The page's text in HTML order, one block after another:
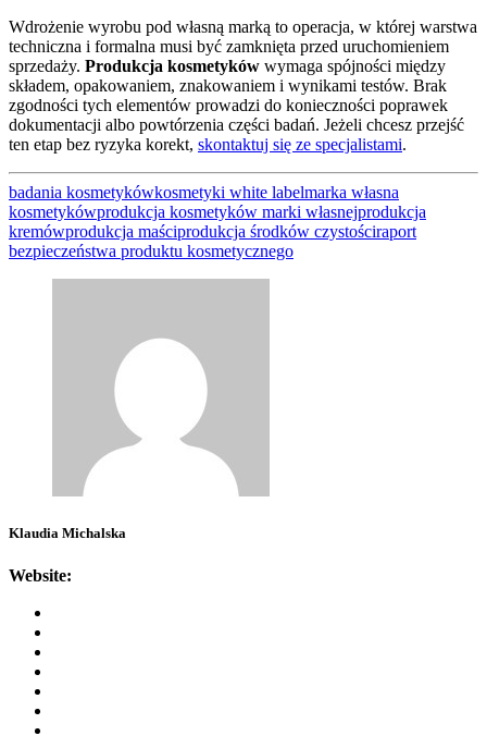
Wdrożenie wyrobu pod własną marką to operacja, w której warstwa
techniczna i formalna musi być zamknięta przed uruchomieniem
sprzedaży. Produkcja kosmetyków wymaga spójności między
składem, opakowaniem, znakowaniem i wynikami testów. Brak
zgodności tych elementów prowadzi do konieczności poprawek
dokumentacji albo powtórzenia części badań. Jeżeli chcesz przejść
ten etap bez ryzyka korekt, skontaktuj się ze specjalistami.
badania kosmetykówkosmetyki white labelmarka własna
kosmetykówprodukcja kosmetyków marki własnejprodukcja
kremówprodukcja maściprodukcja środków czystościraport
bezpieczeństwa produktu kosmetycznego
Klaudia Michalska
Website: